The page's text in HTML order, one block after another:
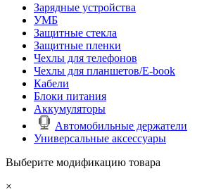
Зарядные устройства
УМБ
Защитные стекла
Защитные пленки
Чехлы для телефонов
Чехлы для планшетов/E-book
Кабели
Блоки питания
Аккумуляторы
Автомобильные держатели
Универсальные аксессуары
Выберите модификацию товара
×